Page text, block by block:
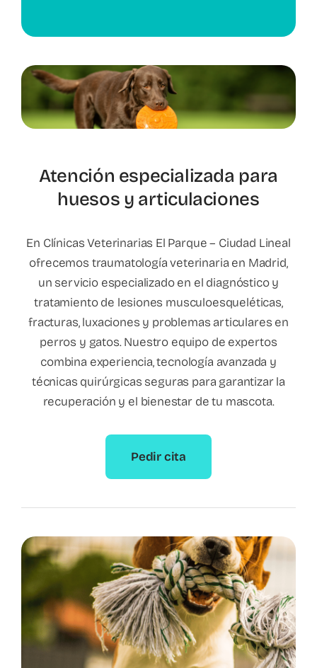
Atención especializada para
huesos y articulaciones
En Clínicas Veterinarias El Parque – Ciudad Lineal
ofrecemos traumatología veterinaria en Madrid,
un servicio especializado en el diagnóstico y
tratamiento de lesiones musculoesqueléticas,
fracturas, luxaciones y problemas articulares en
perros y gatos. Nuestro equipo de expertos
combina experiencia, tecnología avanzada y
técnicas quirúrgicas seguras para garantizar la
recuperación y el bienestar de tu mascota.
Pedir cita